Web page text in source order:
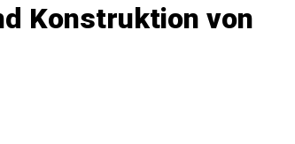
Konstruktion von